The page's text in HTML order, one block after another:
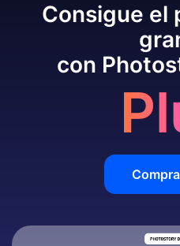
Consigue el
con